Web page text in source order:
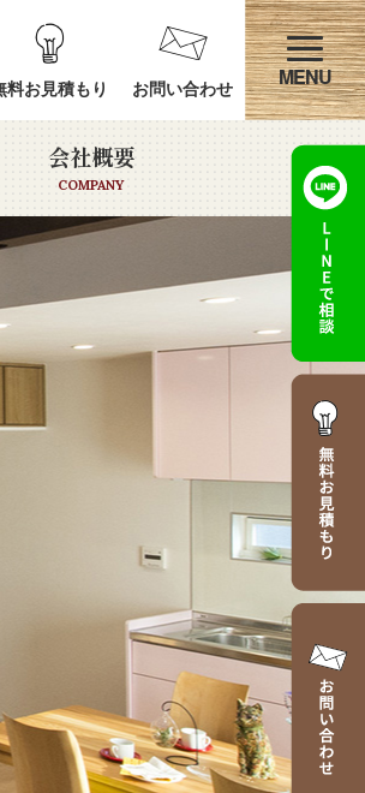
料お見積もり お問い合わせ
会社概要
COMPANY